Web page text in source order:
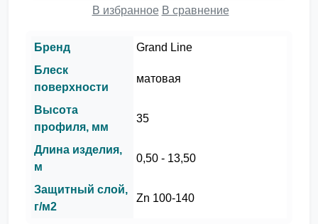
В избранное В сравнение
Бренд
Grand Line
Блеск
поверхности
матовая
Высота
профиля, мм
35
Длина изделия,
м
0,50 - 13,50
Защитный слой,
г/м2
Zn 100-140